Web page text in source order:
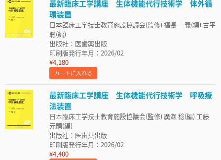
最新臨床工学講座 生体機能代行技術学 体外循
環装置
日本臨床工学技士教育施設協議会(監修) 福長 一義(編) 古平
聡(編)
出版社：医歯薬出版
印刷版発行年月：2026/02
¥4,180
カートに入れる
最新臨床工学講座 生体機能代行技術学 呼吸療
法装置
日本臨床工学技士教育施設協議会(監修) 廣瀬 稔(編) 工藤
元嗣(編)
出版社：医歯薬出版
印刷版発行年月：2026/02
¥4,400